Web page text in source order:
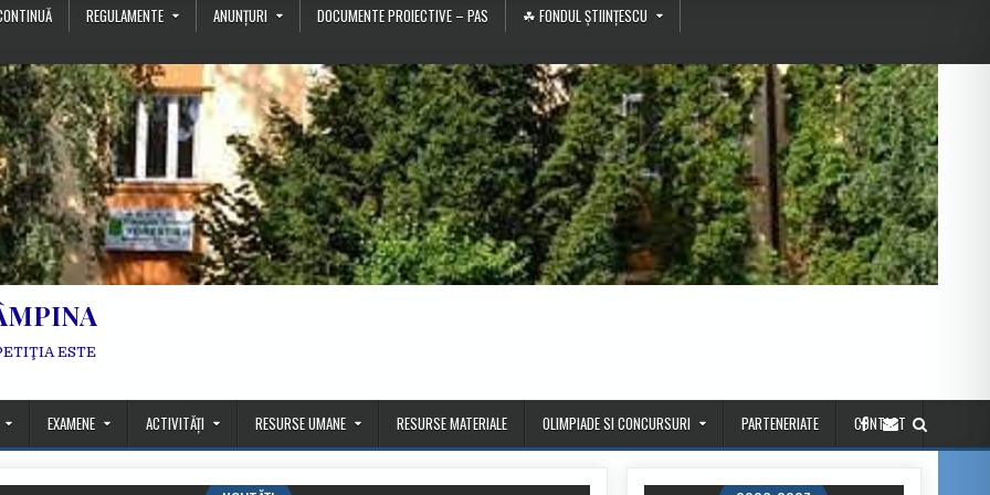
REGULAMENTE ANUNȚURI DOCUMENTE PROIECTIVE – PAS
☘ FONDUL ȘTIINȚESCU
ESTE
EXAMENE ACTIVITĂȚI RESURSE UMANE RESURSE MATERIALE OLIMPIADE SI CONCURSURI PARTENERIATE CONTACT